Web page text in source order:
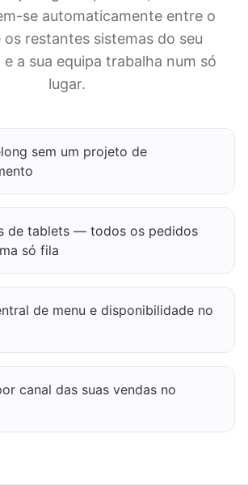
se automaticamente entre o
os restantes sistemas do seu
a sua equipa trabalha num só
lugar.
sem um projeto de
de tablets — todos os pedidos
só fila
de menu e disponibilidade no
canal das suas vendas no